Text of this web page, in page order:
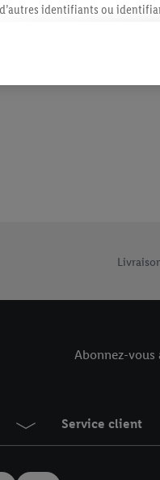
vente uniques de Lidl.be
Abonnez-vous
Service client
identifiants ou
de l’intérêt (par exemple en
également être affichées sur
de Lidl peuvent vous être